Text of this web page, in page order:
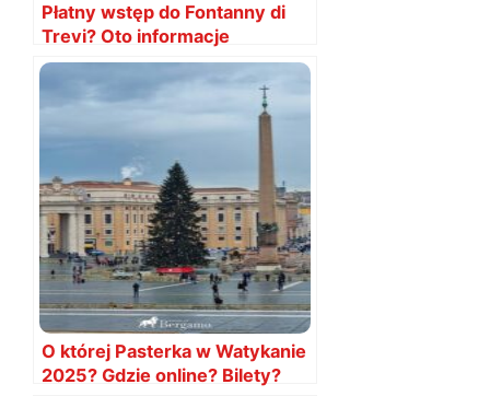
Płatny wstęp do Fontanny di
Trevi? Oto informacje
O której Pasterka w Watykanie
2025? Gdzie online? Bilety?